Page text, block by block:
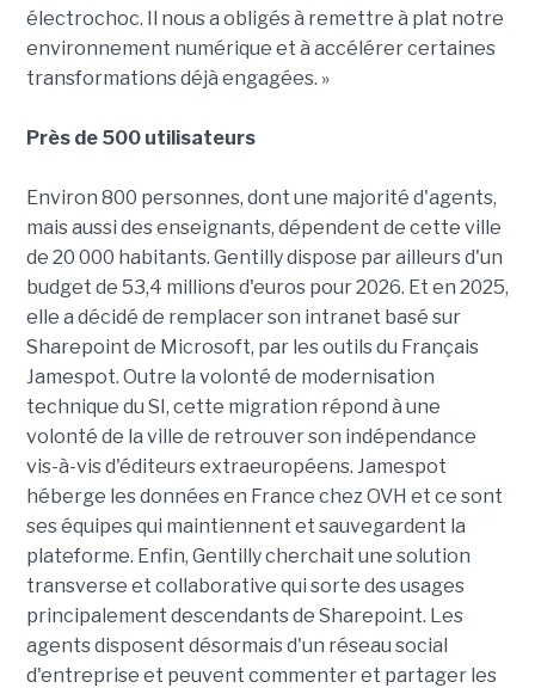
électrochoc. Il nous a obligés à remettre à plat notre
environnement numérique et à accélérer certaines
transformations déjà engagées. »
Près de 500 utilisateurs
Environ 800 personnes, dont une majorité d'agents,
mais aussi des enseignants, dépendent de cette ville
de 20 000 habitants. Gentilly dispose par ailleurs d'un
budget de 53,4 millions d'euros pour 2026. Et en 2025,
elle a décidé de remplacer son intranet basé sur
Sharepoint de Microsoft, par les outils du Français
Jamespot. Outre la volonté de modernisation
technique du SI, cette migration répond à une
volonté de la ville de retrouver son indépendance
vis-à-vis d'éditeurs extraeuropéens. Jamespot
héberge les données en France chez OVH et ce sont
ses équipes qui maintiennent et sauvegardent la
plateforme. Enfin, Gentilly cherchait une solution
transverse et collaborative qui sorte des usages
principalement descendants de Sharepoint. Les
agents disposent désormais d'un réseau social
d'entreprise et peuvent commenter et partager les